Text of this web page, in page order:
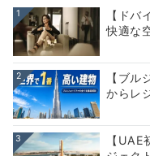
1
【ドバ
快適な
2
【ブ
からレ
3
【